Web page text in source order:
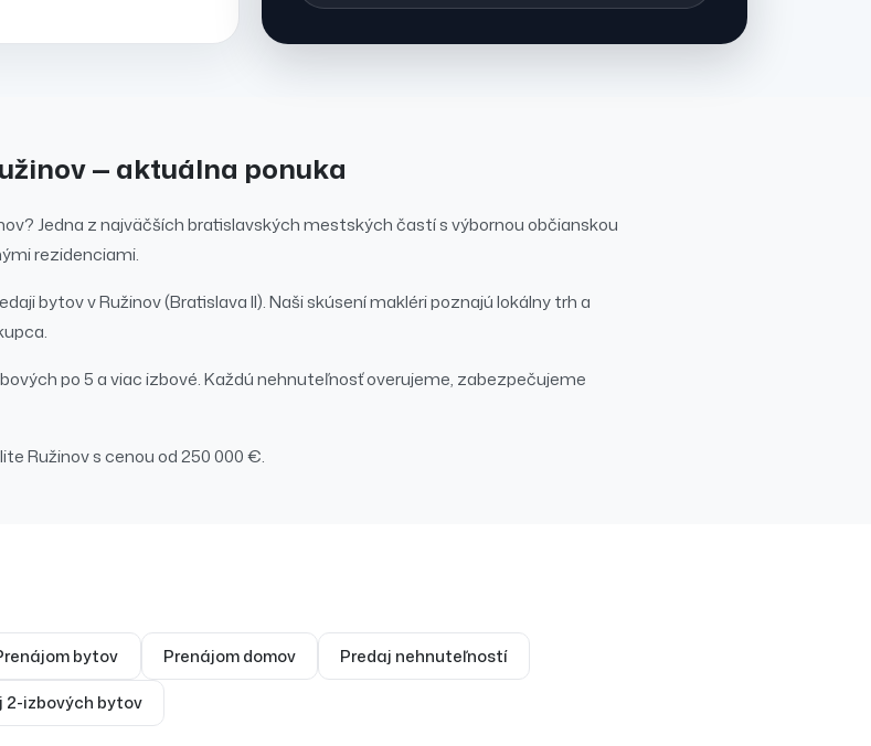
— aktuálna ponuka
?Jedna z najväčších bratislavských mestských častí s výbornou občianskou
rezidenciami.
bytovvRužinov(Bratislava II). Naši skúsení makléri poznajú lokálny trh a
po 5 a viac izbové.Každú nehnuteľnosť overujeme, zabezpečujeme
Ružinovs cenou od 250 000 €.
bytov Prenájom domov Predaj nehnuteľností
2-izbových bytov